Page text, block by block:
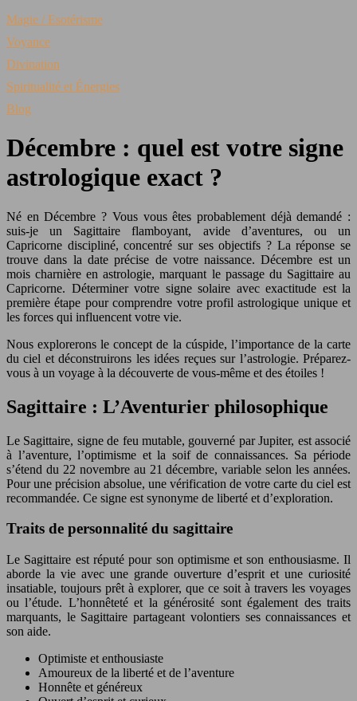
Magie / Esotérisme
Voyance
Divination
Spiritualité et Énergies
Blog
Décembre : quel est votre signe
astrologique exact ?
Né en Décembre ? Vous vous êtes probablement déjà demandé :
suis-je un Sagittaire flamboyant, avide d’aventures, ou un
Capricorne discipliné, concentré sur ses objectifs ? La réponse se
trouve dans la date précise de votre naissance. Décembre est un
mois charnière en astrologie, marquant le passage du Sagittaire au
Capricorne. Déterminer votre signe solaire avec exactitude est la
première étape pour comprendre votre profil astrologique unique et
les forces qui influencent votre vie.
Nous explorerons le concept de la cúspide, l’importance de la carte
du ciel et déconstruirons les idées reçues sur l’astrologie. Préparez-
vous à un voyage à la découverte de vous-même et des étoiles !
Sagittaire : L’Aventurier philosophique
Le Sagittaire, signe de feu mutable, gouverné par Jupiter, est associé
à l’aventure, l’optimisme et la soif de connaissances. Sa période
s’étend du 22 novembre au 21 décembre, variable selon les années.
Pour une précision absolue, une vérification de votre carte du ciel est
recommandée. Ce signe est synonyme de liberté et d’exploration.
Traits de personnalité du sagittaire
Le Sagittaire est réputé pour son optimisme et son enthousiasme. Il
aborde la vie avec une grande ouverture d’esprit et une curiosité
insatiable, toujours prêt à explorer, que ce soit à travers les voyages
ou l’étude. L’honnêteté et la générosité sont également des traits
marquants, le Sagittaire partageant volontiers ses connaissances et
son aide.
Optimiste et enthousiaste
Amoureux de la liberté et de l’aventure
Honnête et généreux